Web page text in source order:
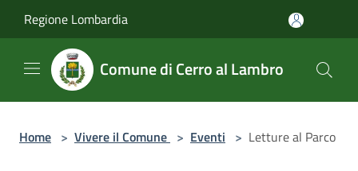
Regione Lombardia
Comune di Cerro al Lambro
Home > Vivere il Comune > Eventi > Letture al Parco